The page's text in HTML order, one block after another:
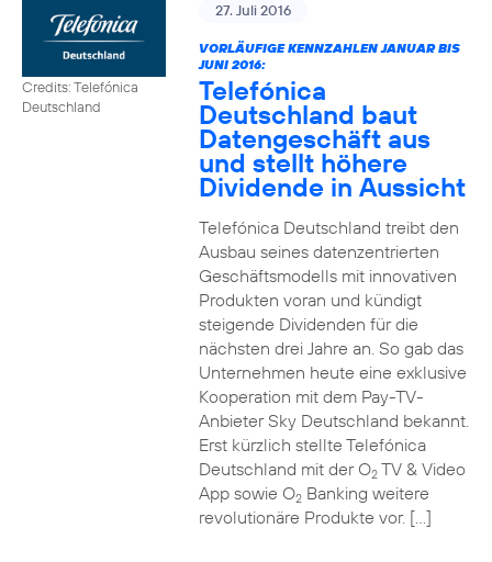
Credits: Telefónica
Deutschland
27. Juli 2016
VORLÄUFIGE KENNZAHLEN JANUAR BIS
JUNI 2016:
Telefónica
Deutschland baut
Datengeschäft aus
und stellt höhere
Dividende in Aussicht
Telefónica Deutschland treibt den
Ausbau seines datenzentrierten
Geschäftsmodells mit innovativen
Produkten voran und kündigt
steigende Dividenden für die
nächsten drei Jahre an. So gab das
Unternehmen heute eine exklusive
Kooperation mit dem Pay-TV-
Anbieter Sky Deutschland bekannt.
Erst kürzlich stellte Telefónica
Deutschland mit der O2TV & Video
App sowie O2Banking weitere
revolutionäre Produkte vor. […]